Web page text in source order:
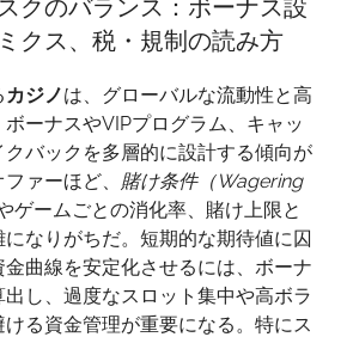
クのバランス：ボーナス設
クス、税・規制の読み方
カジノは、グローバルな流動性と高
ーナスやVIPプログラム、キャッ
クバックを多層的に設計する傾向が
ァーほど、 賭け条件（Wagering
ゲームごとの消化率、賭け上限と
なりがちだ。短期的な期待値に囚
曲線を安定化させるには、ボーナ
し、過度なスロット集中や高ボラ
る資金管理が重要になる。特にス